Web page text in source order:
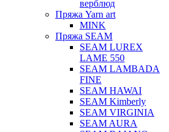
верблюд
Пряжа Yarn art
MINK
Пряжа SEAM
SEAM LUREX
LAME 550
SEAM LAMBADA
FINE
SEAM HAWAI
SEAM Kimberly
SEAM VIRGINIA
SEAM AURA